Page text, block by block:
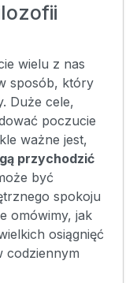
wielu z nas
sposób, który
Duże cele,
poczucie
ważne jest,
przychodzić
być
spokoju
omówimy, jak
osiągnięć
codziennym